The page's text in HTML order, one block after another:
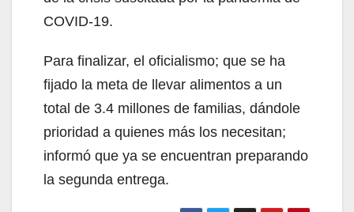
COVID-19.
Para finalizar, el oficialismo; que se ha
fijado la meta de llevar alimentos a un
total de 3.4 millones de familias, dándole
prioridad a quienes más los necesitan;
informó que ya se encuentran preparando
la segunda entrega.